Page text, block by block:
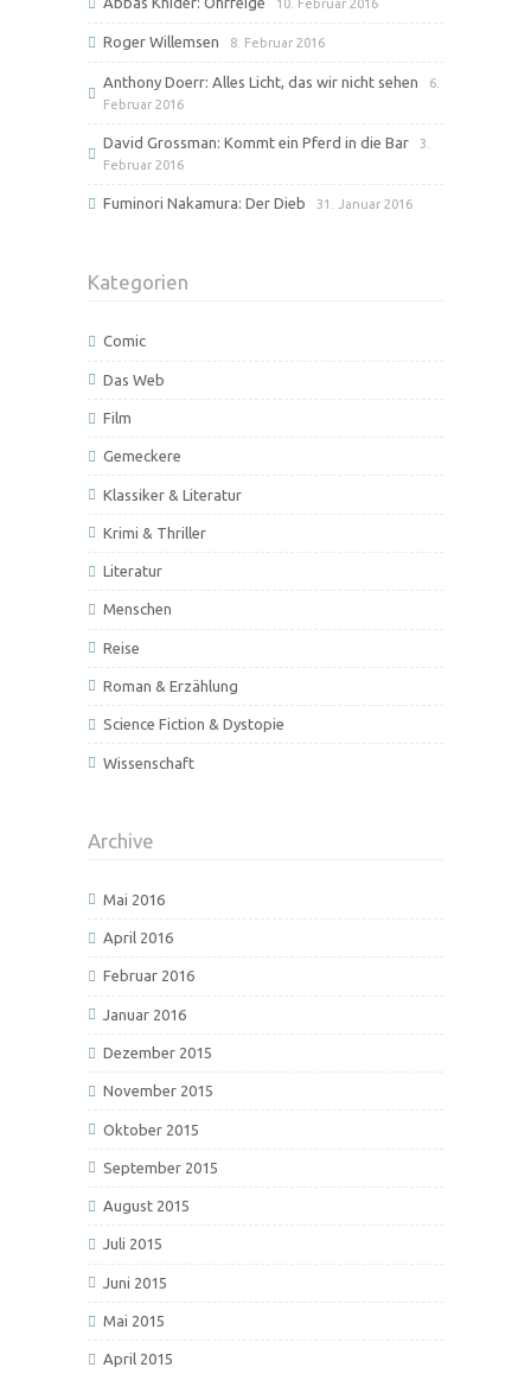
10. Februar 2016
Roger Willemsen 8. Februar 2016
Anthony Doerr: Alles Licht, das wir nicht sehen
6.
Februar 2016
David Grossman: Kommt ein Pferd in die Bar
3.
Februar 2016
Fuminori Nakamura: Der Dieb 31. Januar 2016
Kategorien
Comic
Das Web
Film
Gemeckere
Klassiker & Literatur
Krimi & Thriller
Literatur
Menschen
Reise
Roman & Erzählung
Science Fiction & Dystopie
Wissenschaft
Archive
Mai 2016
April 2016
Februar 2016
Januar 2016
Dezember 2015
November 2015
Oktober 2015
September 2015
August 2015
Juli 2015
Juni 2015
Mai 2015
April 2015